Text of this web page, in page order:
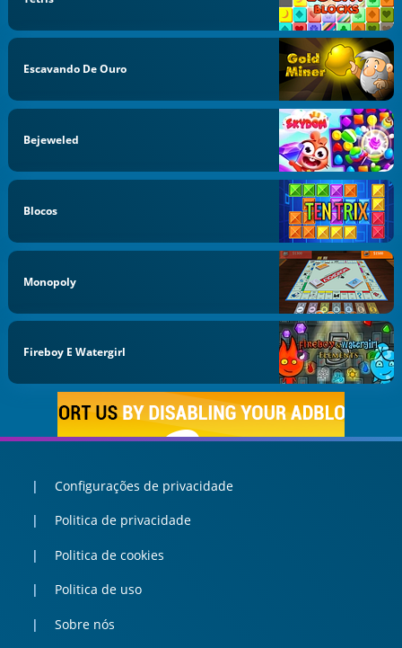
Escavando De Ouro
Bejeweled
Blocos
Monopoly
Fireboy E Watergirl
Configurações de privacidade
Politica de privacidade
Politica de cookies
Politica de uso
Sobre nós